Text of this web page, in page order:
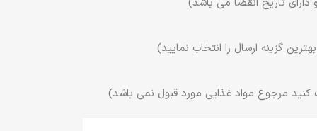
گزینه ارسال را انتخاب نمایید)
مرجوع مواد غذایی مورد قبول نمی باشد)